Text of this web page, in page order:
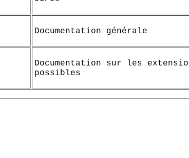
Documentation générale
Documentation sur les
possibles